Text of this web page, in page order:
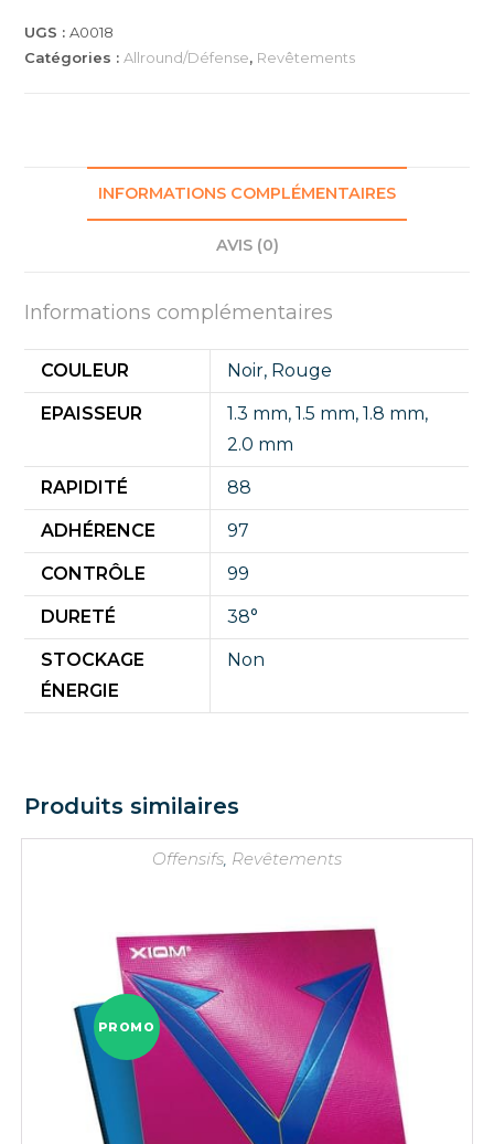
UGS :A0018
Catégories : Allround/Défense, Revêtements
INFORMATIONS COMPLÉMENTAIRES
AVIS (0)
Informations complémentaires
COULEUR Noir, Rouge
EPAISSEUR 1.3 mm,1.5 mm,1.8 mm,
2.0 mm
RAPIDITÉ 88
ADHÉRENCE 97
CONTRÔLE 99
DURETÉ 38°
STOCKAGE
ÉNERGIE
Non
Produits similaires
Offensifs, Revêtements
PROMO